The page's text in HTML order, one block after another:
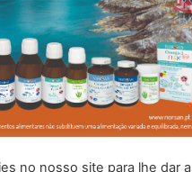
no nosso site para lhe dar a